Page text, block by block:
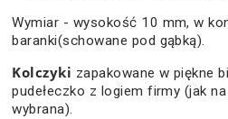
Wymiar - wysokość 10 mm, w
baranki(schowane pod gąbką).
Kolczyki zapakowane w piękne
pudełeczko z logiem firmy (jak
wybrana).